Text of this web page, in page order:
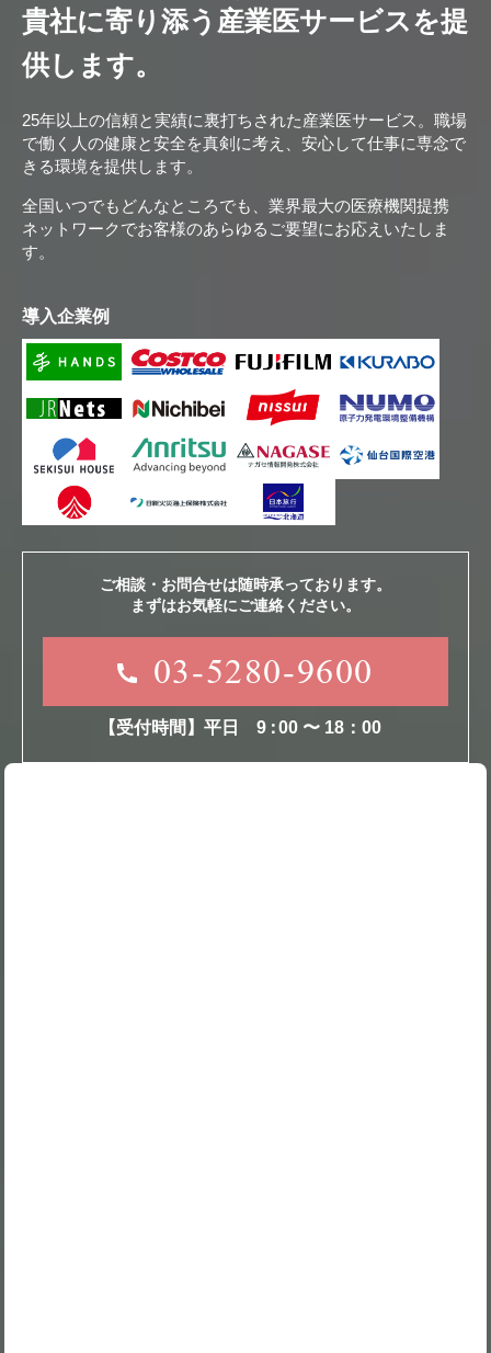
貴社に寄り添う産業医サービスを提
供します。
25年以上の信頼と実績に裏打ちされた産業医サービス。職場
で働く人の健康と安全を真剣に考え、安心して仕事に専念で
きる環境を提供します。
全国いつでもどんなところでも、業界最大の医療機関提携
ネットワークでお客様のあらゆるご要望にお応えいたしま
す。
導入企業例
ご相談・お問合せは随時承っております。
まずはお気軽にご連絡ください。
03-5280-9600
【受付時間】平日9：00 〜 18：00